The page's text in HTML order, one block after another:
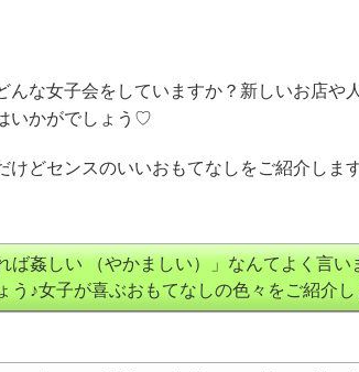
んな女子会をしていますか？新しいお店や
いかがでしょう♡
けどセンスのいいおもてなしをご紹介しま
ば姦しい （やかましい）」なんてよく言い
う♪女子が喜ぶおもてなしの色々をご紹介し